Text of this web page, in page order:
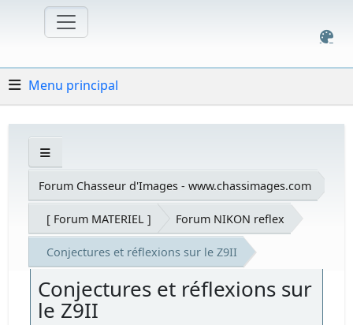
Menu principal
Forum Chasseur d'Images - www.chassimages.com
[ Forum MATERIEL ] Forum NIKON reflex
Conjectures et réflexions sur le Z9II
Conjectures et réflexions sur
le Z9II